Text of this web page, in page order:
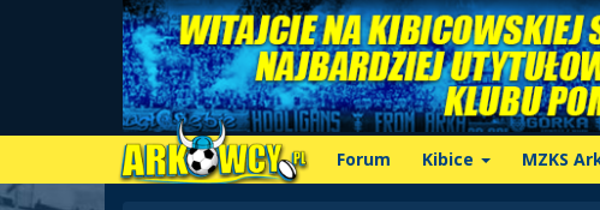
Forum Kibice MZKS